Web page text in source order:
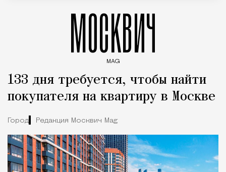
МОСКВИЧ
MAG
133 дня требуется, чтобы найти
покупателя на квартиру в Москве
Город Редакция Москвич Mag